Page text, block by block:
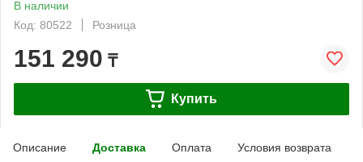
В наличии
Код: 80522
Розница
151 290 ₸
Купить
Описание Доставка Оплата Условия возврата